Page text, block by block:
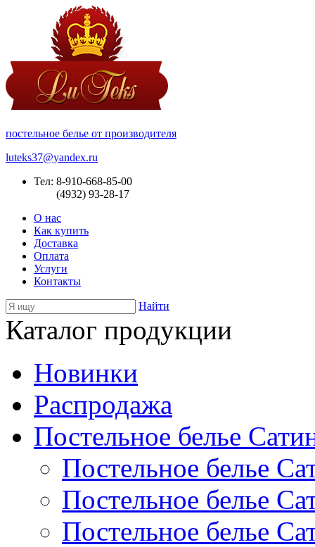
постельное белье от производителя
luteks37@yandex.ru
Тел: 8-910-668-85-00
(4932) 93-28-17
О нас
Как купить
Доставка
Оплата
Услуги
Контакты
Найти
Каталог продукции
Новинки
Распродажа
Постельное белье
Постельное белье
Постельное белье
Постельное белье